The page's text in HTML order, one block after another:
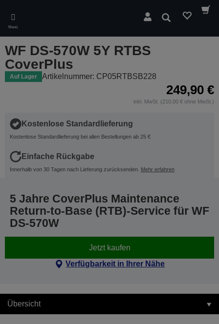
main
content
Menü
Suchen
WF DS-570W 5Y RTBS
CoverPlus
Auf Lager Artikelnummer: CP05RTBSB228
249,90 €
inkl. MwSt. (210,00 € ohne MwSt.)
Kostenlose Standardlieferung
Kostenlose Standardlieferung bei allen Bestellungen ab 25 €
Einfache Rückgabe
Innerhalb von 30 Tagen nach Lieferung zurücksenden. Mehr erfahren
5 Jahre CoverPlus Maintenance
Return-to-Base (RTB)-Service für WF
DS-570W
Jetzt kaufen
Verfügbarkeit in Ihrer Nähe
Übersicht